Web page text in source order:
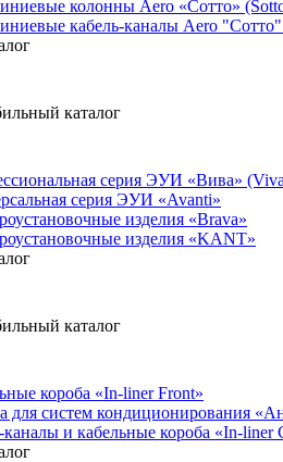
колонны Aero «Сотто»
кабель-каналы Aero "Сотто"
каталог
серия ЭУИ «Вива»
серия ЭУИ «Avanti»
изделия «Brava»
изделия «KANT»
каталог
короба «In-liner Front»
для систем кондиционирования
и кабельные короба «In-liner